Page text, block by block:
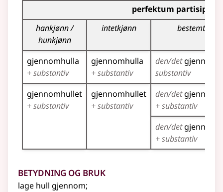
Bøyingstabell for dette verbet (partisippformer)
perfektum partisipp
hankjønn /
hunkjønn
intetkjønn bestemt
gjennomhulla
+ substantiv
gjennomhulla
+ substantiv
den/det
substantiv
gjennomhullet
+ substantiv
gjennomhullet
+ substantiv
den/det
+ substantiv
den/det
+ substantiv
Betydning og bruk
lage hull gjennom;